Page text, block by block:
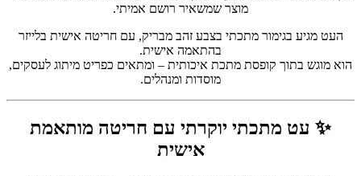
מוצר שמשאיר רושם אמיתי.
העט מגיע בגימור מתכתי בצבע זהב מבריק, עם חריטה אישית בלייזר
בהתאמה אישית.
הוא מוגש בתוך קופסת מתכת איכותית – ומתאים כפריט מיתוג לעסקים,
מוסדות ומנהלים.
✨ עט מתכתי יוקרתי עם חריטה מותאמת
אישית